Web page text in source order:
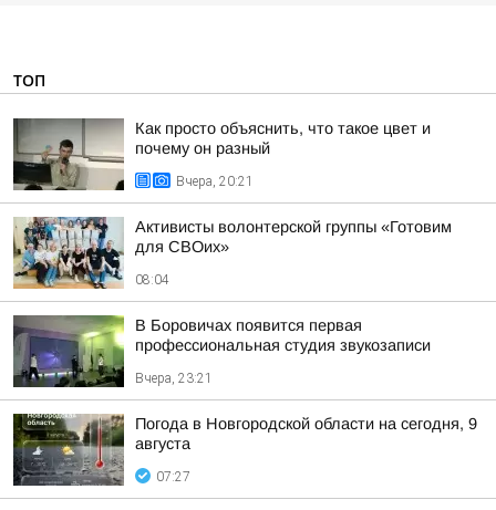
ТОП
Как просто объяснить, что такое цвет и
почему он разный
Вчера, 20:21
Активисты волонтерской группы «Готовим
для СВОих»
08:04
В Боровичах появится первая
профессиональная студия звукозаписи
Вчера, 23:21
Погода в Новгородской области на сегодня, 9
августа
07:27